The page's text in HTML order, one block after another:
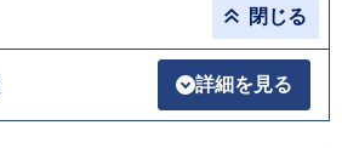
閉じる
詳細を見る